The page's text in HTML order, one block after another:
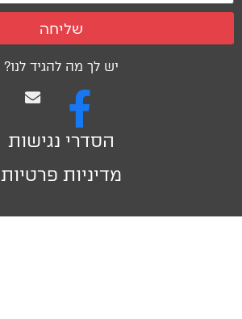
יש לך מה להגיד לנו?
הסדרי נגישות
מדיניות פרטיות
שליחה